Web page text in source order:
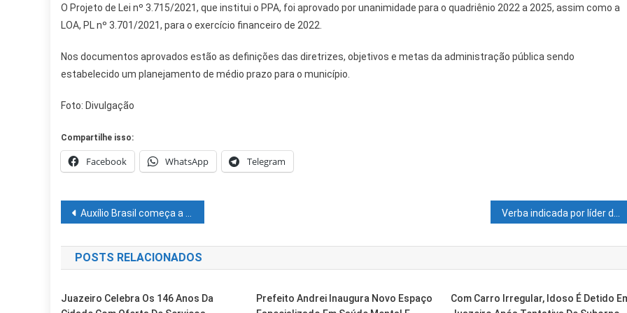
O Projeto de Lei nº 3.715/2021, que institui o PPA, foi aprovado por unanimidade para o quadriênio 2022 a 2025, assim como a
LOA, PL nº 3.701/2021, para o exercício financeiro de 2022.
Nos documentos aprovados estão as definições das diretrizes, objetivos e metas da administração pública sendo
estabelecido um planejamento de médio prazo para o município.
Foto: Divulgação
Compartilhe isso:
Facebook WhatsApp Telegram
Navegação
de
Post
Auxílio Brasil começa a ser pago nesta sexta (10).
POSTS RELACIONADOS
Juazeiro Celebra Os 146 Anos Da
Prefeito Andrei Inaugura Novo Espaço
Com Carro Irregular, Idoso É Detido